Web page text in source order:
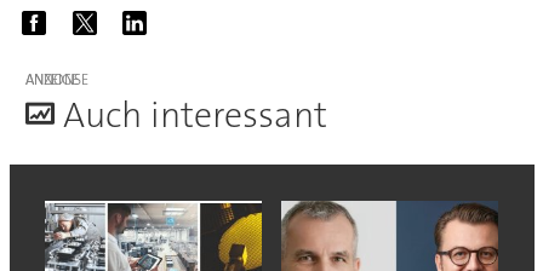
ANZEIGE
Auch interessant